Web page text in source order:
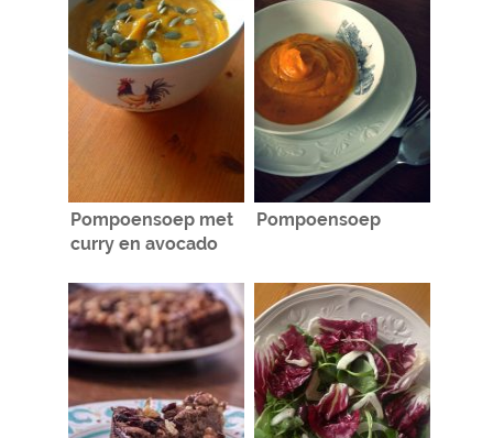
Pompoensoep met
curry en avocado
Pompoensoep